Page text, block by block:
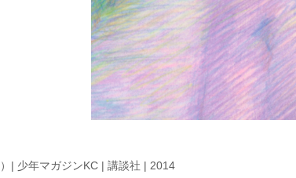
| 少年マガジンKC | 講談社 | 2014